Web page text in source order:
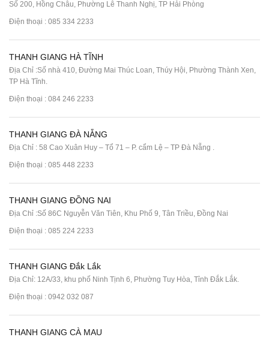
Số 200, Hồng Châu, Phường Lê Thanh Nghị, TP Hải Phòng
Điện thoại : 085 334 2233
THANH GIANG HÀ TĨNH
Địa Chỉ :Số nhà 410, Đường Mai Thúc Loan, Thúy Hội, Phường Thành Xen,
TP Hà Tĩnh.
Điện thoại : 084 246 2233
THANH GIANG ĐÀ NẴNG
Địa Chỉ : 58 Cao Xuân Huy – Tổ 71 – P. cẩm Lệ – TP Đà Nẵng .
Điện thoại : 085 448 2233
THANH GIANG ĐỒNG NAI
Địa Chỉ :Số 86C Nguyễn Văn Tiên, Khu Phố 9, Tân Triều, Đồng Nai
Điện thoại : 085 224 2233
THANH GIANG Đắk Lắk
Địa Chỉ: 12A/33, khu phố Ninh Tịnh 6, Phường Tuy Hòa, Tỉnh Đắk Lắk.
Điện thoại : 0942 032 087
THANH GIANG CÀ MAU